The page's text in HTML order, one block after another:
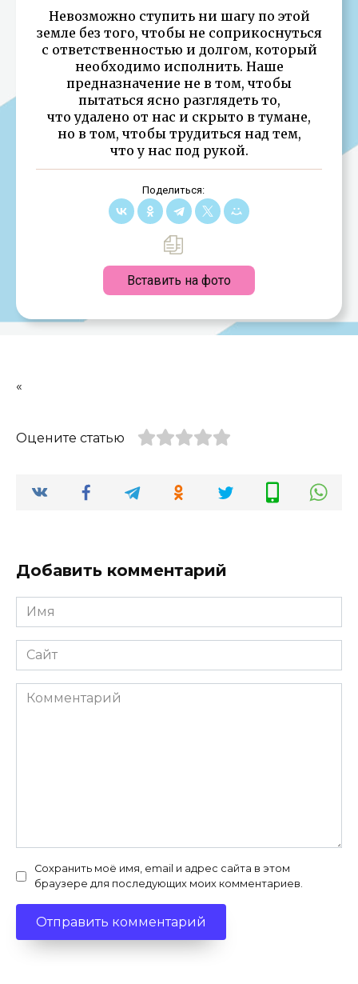
Невозможно ступить ни шагу по этой
земле без того, чтобы не соприкоснуться
с ответственностью и долгом, который
необходимо исполнить. Наше
предназначение не в том, чтобы
пытаться ясно разглядеть то,
что удалено от нас и скрыто в тумане,
но в том, чтобы трудиться над тем,
что у нас под рукой.
Поделиться:
Вставить на фото
«
Оцените статью
Добавить комментарий
Имя
*
Сайт
Комментарий
Сохранить моё имя, email и адрес сайта в этом
браузере для последующих моих комментариев.